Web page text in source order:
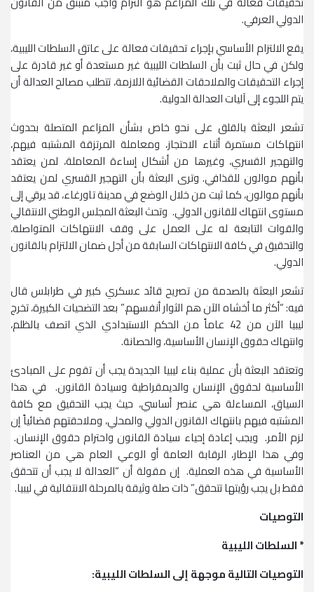
الدولي العرفي.
يقع الالتزام الأساسي بإجراء تحقيقات فعالة على عاتق السلطات الليبية،
ولكن في حال ثبت بأن السلطات الليبية غير مستعدة أو غير قادرة على
إجراء التحقيقات والملاحقات القضائية اللازمة، تتطلب مصالح العدالة أن
يتم اللجوء إلى آليات العدالة الدولية.
تشعر البعثة بالقلق على نحو خاص بشأن المزاعم المتصلة بحدوث
انتهاكات مستمرة أثناء الاحتجاز، ومعاملة المرتزقة المشتبه فيهم،
والتهجير القسري، وغيرها من أشكال إساءة المعاملة، لمن يعتقد
بأنهم موالون للقذافي. وترى البعثة بأن التهجير القسري لمن يعتقد
بأنهم موالون، كما ثبت من خلال الوضع في مدينة تاورغاء، قد يرقي إلى
مستوى انتهاك للقانون الدولي. وتحث البعثة المجلس الوطني الانتقالي
والقوات التابعة له على العمل على وقف الانتهاكات المتواصلة،
والتحقيق في كافة الانتهاكات السابقة من أجل ضمان الالتزام بالقانون
الدولي.
تشعر البعثة بالصدمة من تصريح قائد عسكري كبير في طرابلس قال
فيه: “أكثر ما أخشاه الآن هم الثوار أنفسهم.” بعد التضحيات الكبيرة، تخرج
ليبيا الآن من 42 عاماً من الحكم الاستبدادي الذي اتصف بالظلم،
وانتهاك حقوق الإنسان الأساسية، والحصانة.
وتعتقد البعثة بأن عملية بناء ليبيا الجديدة يجب أن تقوم على المبادئ
الأساسية لحقوق الإنسان والديمقراطية وسيادة القانون. في هذا
السياق، المساءلة هي عنصر أساسي، حيث يجب التحقيق مع كافة
المشتبه فيهم بانتهاك القانون الدولي والمحلي، وملاحقتهم قضائياً إن
لزم الأمر. ويجب إعادة إحياء سيادة القانون واحترام حقوق الإنسان.
وفي هذا الإطار، الرقابة العامة أو الوعي العام هي من العناصر
الأساسية في هذه العملية. إن مقولة أن “العدالة لا يجب أن تتحقق
فقط بل يجب رؤيتها تتحقق” ذات صلة وثيقة بالمرحلة الانتقالية في ليبيا.
التوصيات
* السلطات الليبية
التوصيات التالية موجهة إلى السلطات الليبية: